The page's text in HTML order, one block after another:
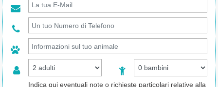
Indica qui eventuali note o richieste particolari relative alla